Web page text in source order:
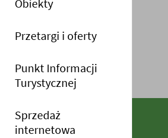
Menu główne
Obiekty
Przetargi i oferty
Punkt Informacji
Turystycznej
Sprzedaż
internetowa